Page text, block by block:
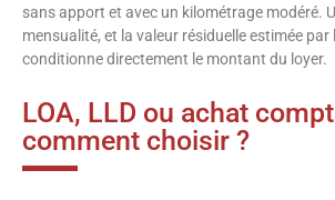
sans apport et avec un kilométrage modéré.
mensualité, et la valeur résiduelle estimée par
conditionne directement le montant du loyer.
LOA, LLD ou achat
comment choisir ?